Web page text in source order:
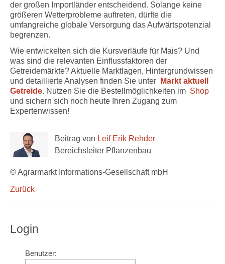
der großen Importländer entscheidend. Solange keine
größeren Wetterprobleme auftreten, dürfte die
umfangreiche globale Versorgung das Aufwärtspotenzial
begrenzen.
Wie entwickelten sich die Kursverläufe für Mais? Und
was sind die relevanten Einflussfaktoren der
Getreidemärkte? Aktuelle Marktlagen, Hintergrundwissen
und detaillierte Analysen finden Sie unter
Markt aktuell
Getreide. Nutzen Sie die Bestellmöglichkeiten im Shop
und sichern sich noch heute Ihren Zugang zum
Expertenwissen!
Beitrag von Leif Erik Rehder
Bereichsleiter Pflanzenbau
© Agrarmarkt Informations-Gesellschaft mbH
Zurück
Login
Benutzer: